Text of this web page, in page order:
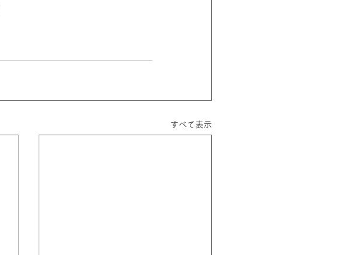
すべて表示